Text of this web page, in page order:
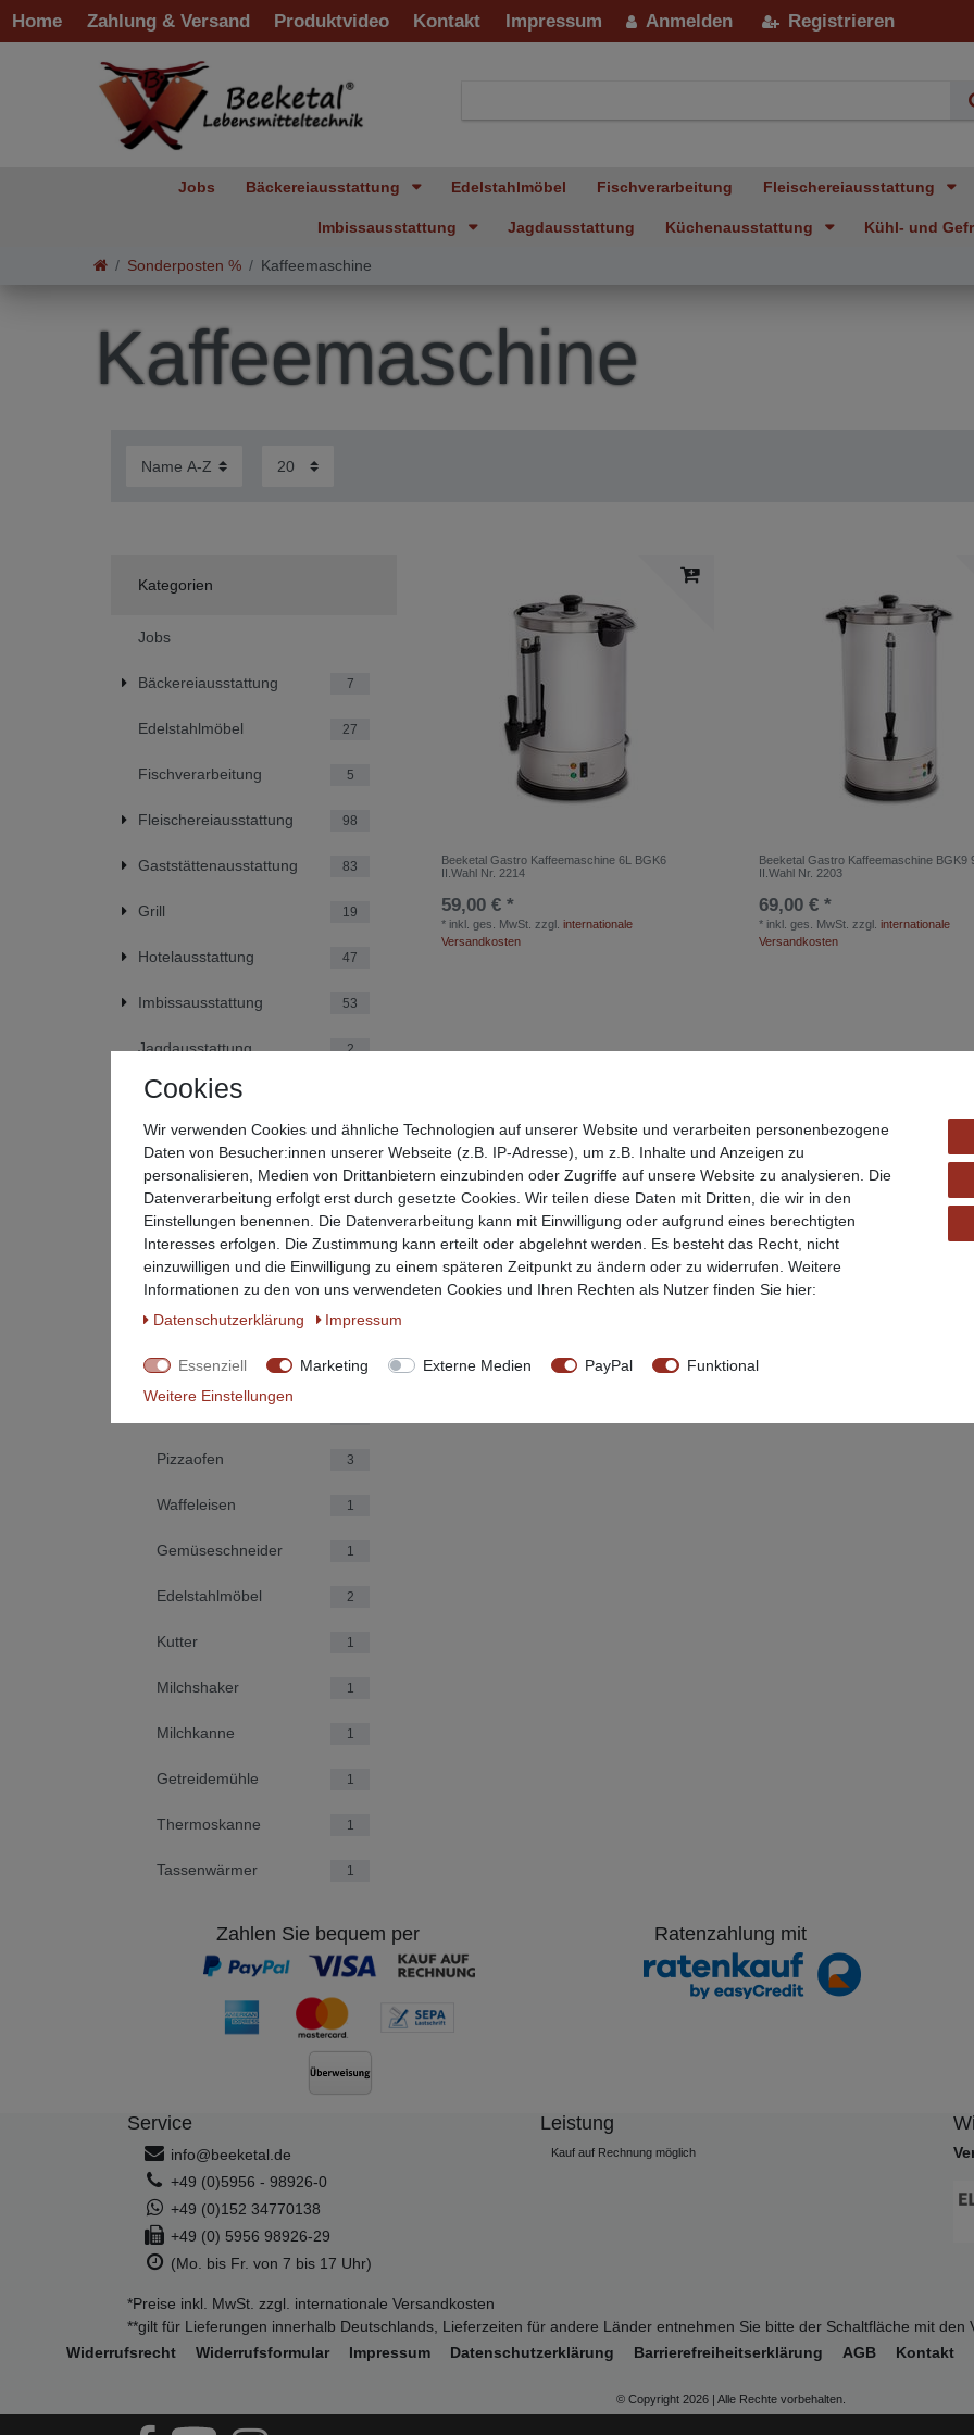
Home Zahlung & Versand Produktvideo Kontakt Impressum Anmelden Registrieren
Jobs Bäckereiausstattung Edelstahlmöbel Fischverarbeitung Fleischereiausstattung
Imbissausstattung Jagdausstattung Küchenausstattung Kühl- und
Sonderposten % Kaffeemaschine
Kaffeemaschine
Kategorien
Jobs
Bäckereiausstattung 7
Edelstahlmöbel 27
Fischverarbeitung 5
Fleischereiausstattung 98
Gaststättenausstattung 83
Grill 19
Hotelausstattung 47
Imbissausstattung 53
Jagdausstattung 2
Küchenausstattung
Kühl- und Gefriergeräte
Partyserviceausstattung
Sonderposten %
Steaker
Speisenwärmer 2
Kaffeemaschine 2
Pizzaofen 3
Waffeleisen 1
Gemüseschneider 1
Edelstahlmöbel 2
Kutter 1
Milchshaker 1
Milchkanne 1
Getreidemühle 1
Thermoskanne 1
Tassenwärmer 1
Beeketal Gastro Kaffeemaschine 6L BGK6
II.Wahl Nr. 2214
59,00 € *
* inkl. ges. MwSt. zzgl. internationale
Versandkosten
Beeketal Gastro Kaffeemaschine BGK9
II.Wahl Nr. 2203
69,00 € *
* inkl. ges. MwSt. zzgl.internationale
Versandkosten
Zahlen Sie bequem per Ratenzahlung mit
Service
info@beeketal.de
+49 (0)5956 - 98926-0
+49 (0)152 34770138
+49 (0) 5956 98926-29
(Mo. bis Fr. von 7 bis 17 Uhr)
Leistung
Kauf auf Rechnung möglich
*Preise inkl. MwSt. zzgl. internationale Versandkosten
**gilt für Lieferungen innerhalb Deutschlands, Lieferzeiten für andere Länder entnehmen Sie bitte der Schaltfläche mit den
Widerrufs­recht
Widerrufs­formular Impressum Daten­schutz­erklärung Barrierefreiheitserklärung AGB Kontakt
© Copyright 2026 | Alle Rechte vorbehalten.
Cookies
Wir verwenden Cookies und ähnliche Technologien auf unserer Website und verarbeiten personenbezogene
Daten von Besucher:innen unserer Webseite (z.B. IP-Adresse), um z.B. Inhalte und Anzeigen zu
personalisieren, Medien von Drittanbietern einzubinden oder Zugriffe auf unsere Website zu analysieren. Die
Datenverarbeitung erfolgt erst durch gesetzte Cookies. Wir teilen diese Daten mit Dritten, die wir in den
Einstellungen benennen. Die Datenverarbeitung kann mit Einwilligung oder aufgrund eines berechtigten
Interesses erfolgen. Die Zustimmung kann erteilt oder abgelehnt werden. Es besteht das Recht, nicht
einzuwilligen und die Einwilligung zu einem späteren Zeitpunkt zu ändern oder zu widerrufen. Weitere
Informationen zu den von uns verwendeten Cookies und Ihren Rechten als Nutzer finden Sie hier:
Daten­schutz­erklärung
Impressum
Essenziell Marketing Externe Medien PayPal
Funktional
Weitere Einstellungen